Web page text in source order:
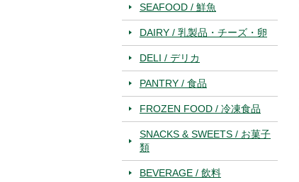
SEAFOOD / 鮮魚
DAIRY / 乳製品・チーズ・卵
DELI / デリカ
PANTRY / 食品
FROZEN FOOD / 冷凍食品
SNACKS & SWEETS / お菓子
類
BEVERAGE / 飲料